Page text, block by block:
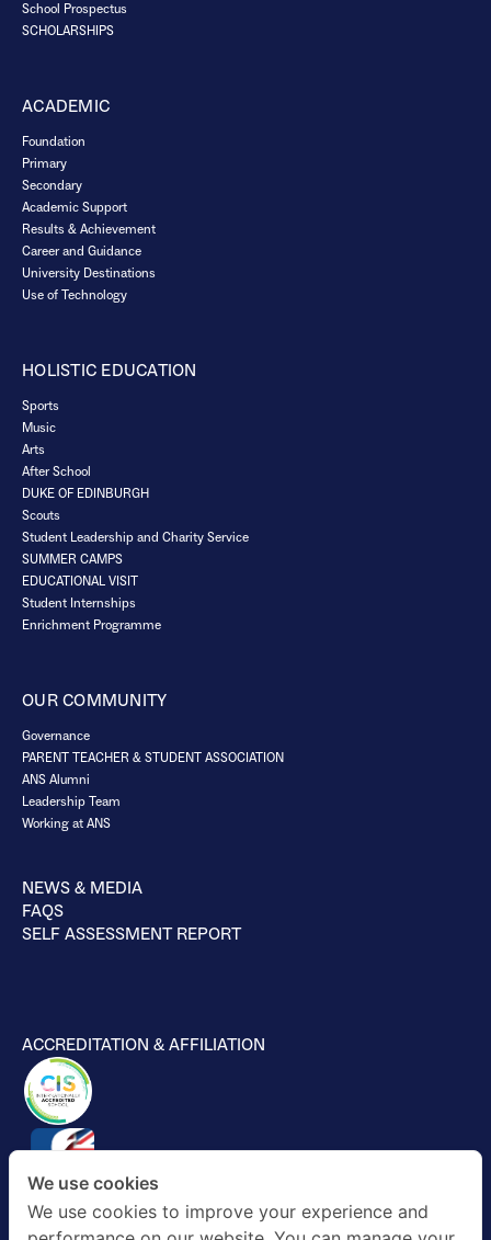
School Prospectus
SCHOLARSHIPS
ACADEMIC
Foundation
Primary
Secondary
Academic Support
Results & Achievement
Career and Guidance
University Destinations
Use of Technology
HOLISTIC EDUCATION
Sports
Music
Arts
After School
DUKE OF EDINBURGH
Scouts
Student Leadership and Charity Service
SUMMER CAMPS
EDUCATIONAL VISIT
Student Internships
Enrichment Programme
OUR COMMUNITY
Governance
PARENT TEACHER & STUDENT ASSOCIATION
ANS Alumni
Leadership Team
Working at ANS
NEWS & MEDIA
FAQS
SELF ASSESSMENT REPORT
ACCREDITATION & AFFILIATION
We use cookies
We use cookies to improve your experience and